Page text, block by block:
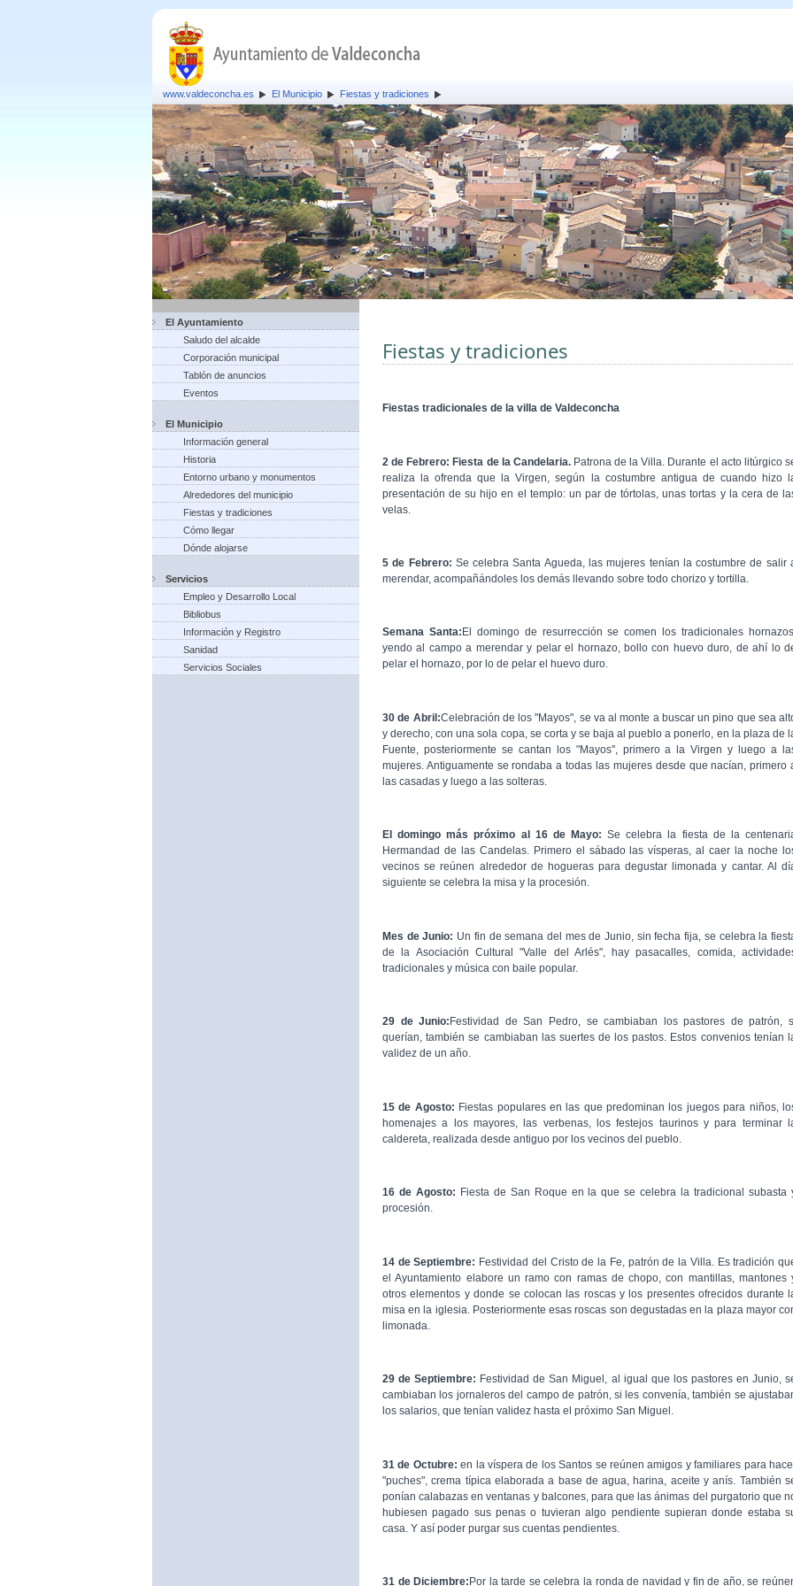
www.valdeconcha.es El Municipio Fiestas y tradiciones
El Ayuntamiento
Saludo del alcalde
Corporación municipal
Tablón de anuncios
Eventos
El Municipio
Información general
Historia
Entorno urbano y monumentos
Alrededores del municipio
Fiestas y tradiciones
Cómo llegar
Dónde alojarse
Servicios
Empleo y Desarrollo Local
Bibliobus
Información y Registro
Sanidad
Servicios Sociales
Fiestas y tradiciones
Fiestas tradicionales de la villa de Valdeconcha
2 de Febrero: Fiesta de la Candelaria.Patrona de la Villa. Durante el acto litúrgico
realiza la ofrenda que la Virgen, según la costumbre antigua de cuando hizo
presentación de su hijo en el templo: un par de tórtolas, unas tortas y la cera de
velas.
5 de Febrero: Se celebra Santa Agueda, las mujeres tenían la costumbre de salir
merendar, acompañándoles los demás llevando sobre todo chorizo y tortilla.
Semana Santa: El domingo de resurrección se comen los tradicionales
yendo al campo a merendar y pelar el hornazo, bollo con huevo duro, de ahí lo
pelar el hornazo, por lo de pelar el huevo duro.
30 de Abril:Celebración de los "Mayos", se va al monte a buscar un pino que sea
y derecho, con una sola copa, se corta y se baja al pueblo a ponerlo, en la plaza de
Fuente, posteriormente se cantan los "Mayos", primero a la Virgen y luego a
mujeres. Antiguamente se rondaba a todas las mujeres desde que nacían, primero
las casadas y luego a las solteras.
El domingo más próximo al 16 de Mayo:Se celebra la fiesta de la
Hermandad de las Candelas. Primero el sábado las vísperas, al caer la noche
vecinos se reúnen alrededor de hogueras para degustar limonada y cantar. Al
siguiente se celebra la misa y la procesión.
Mes de Junio: Un fin de semana del mes de Junio, sin fecha fija, se celebra la
de la Asociación Cultural "Valle del Arlés", hay pasacalles, comida,
tradicionales y música con baile popular.
29 de Junio: Festividad de San Pedro, se cambiaban los pastores de patrón,
querían, también se cambiaban las suertes de los pastos. Estos convenios tenían
validez de un año.
15 de Agosto: Fiestas populares en las que predominan los juegos para niños,
homenajes a los mayores, las verbenas, los festejos taurinos y para terminar
caldereta, realizada desde antiguo por los vecinos del pueblo.
16 de Agosto: Fiesta de San Roque en la que se celebra la tradicional subasta
procesión.
14 de Septiembre: Festividad del Cristo de la Fe, patrón de la Villa. Es tradición
el Ayuntamiento elabore un ramo con ramas de chopo, con mantillas, mantones
otros elementos y donde se colocan las roscas y los presentes ofrecidos durante
misa en la iglesia. Posteriormente esas roscas son degustadas en la plaza mayor
limonada.
29 de Septiembre: Festividad de San Miguel, al igual que los pastores en Junio,
cambiaban los jornaleros del campo de patrón, si les convenía, también se
los salarios, que tenían validez hasta el próximo San Miguel.
31 de Octubre:en la víspera de los Santos se reúnen amigos y familiares para
"puches", crema típica elaborada a base de agua, harina, aceite y anís. También
ponían calabazas en ventanas y balcones, para que las ánimas del purgatorio que
hubiesen pagado sus penas o tuvieran algo pendiente supieran donde estaba
casa. Y así poder purgar sus cuentas pendientes.
31 de Diciembre: Por la tarde se celebra la ronda de navidad y fin de año, se